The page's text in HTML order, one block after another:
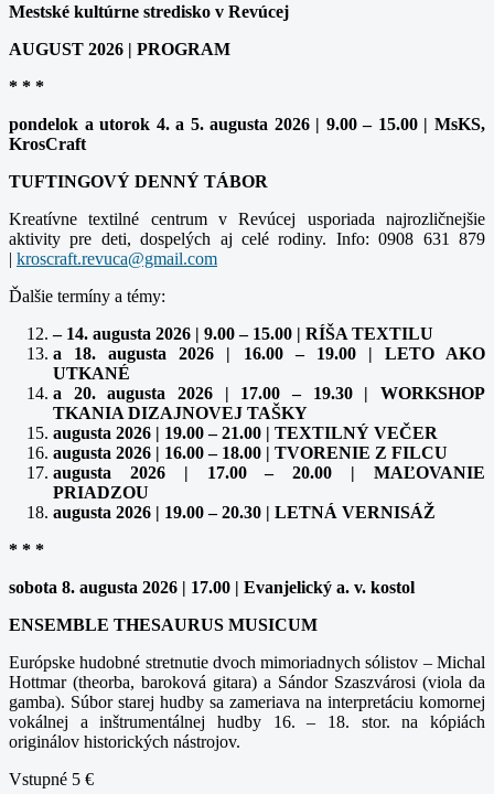
Mestské kultúrne stredisko v Revúcej
AUGUST 2026 | PROGRAM
* * *
pondelok a utorok 4. a 5. augusta 2026 | 9.00 – 15.00 | MsKS,
KrosCraft
TUFTINGOVÝ DENNÝ TÁBOR
Kreatívne textilné centrum v Revúcej usporiada najrozličnejšie
aktivity pre deti, dospelých aj celé rodiny. Info: 0908 631 879
|
Ďalšie termíny a témy:
– 14. augusta 2026 | 9.00 – 15.00 | RÍŠA TEXTILU
a 18. augusta 2026 | 16.00 – 19.00 | LETO AKO
UTKANÉ
a 20. augusta 2026 | 17.00 – 19.30 | WORKSHOP
TKANIA DIZAJNOVEJ TAŠKY
augusta 2026 | 19.00 – 21.00 | TEXTILNÝ VEČER
augusta 2026 | 16.00 – 18.00 | TVORENIE Z FILCU
augusta 2026 | 17.00 – 20.00 | MAĽOVANIE
PRIADZOU
augusta 2026 | 19.00 – 20.30 | LETNÁ VERNISÁŽ
* * *
sobota 8. augusta 2026 | 17.00 | Evanjelický a. v. kostol
ENSEMBLE THESAURUS MUSICUM
Európske hudobné stretnutie dvoch mimoriadnych sólistov – Michal
Hottmar (theorba, baroková gitara) a Sándor Szaszvárosi (viola da
gamba). Súbor starej hudby sa zameriava na interpretáciu komornej
vokálnej a inštrumentálnej hudby 16. – 18. stor. na kópiách
originálov historických nástrojov.
Vstupné 5 €